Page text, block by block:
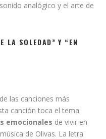
analógico y el arte de
LA SOLEDAD” Y “EN
las canciones más
canción toca el tema
emocionales de vivir en
de Olivas. La letra